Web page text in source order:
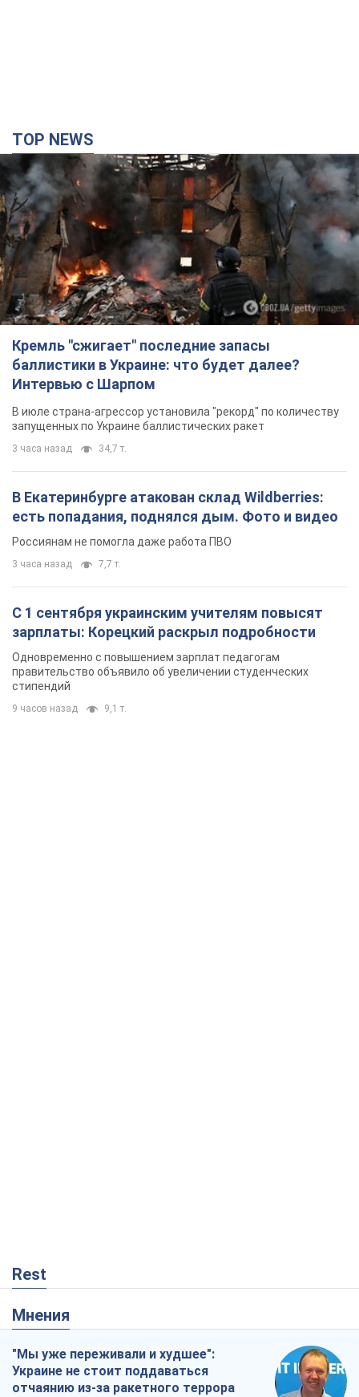
TOP NEWS
Кремль "сжигает" последние запасы
баллистики в Украине: что будет далее?
Интервью с Шарпом
В июле страна-агрессор установила "рекорд" по количеству
запущенных по Украине баллистических ракет
3 часа назад 34,7 т.
В Екатеринбурге атакован склад Wildberries:
есть попадания, поднялся дым. Фото и видео
Россиянам не помогла даже работа ПВО
3 часа назад 7,7 т.
С 1 сентября украинским учителям повысят
зарплаты: Корецкий раскрыл подробности
Одновременно с повышением зарплат педагогам
правительство объявило об увеличении студенческих
стипендий
9 часов назад 9,1 т.
Rest
Мнения
"Мы уже переживали и худшее":
Украине не стоит поддаваться
отчаянию из-за ракетного террора